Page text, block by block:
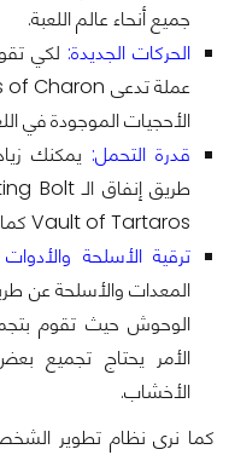
جميع أنحاء عالم اللعبة.
الحركات الجديدة: لكي
الأحجيات الموجودة في
قدرة التحمل: يمكنك
Vault of Tartaros كما ذكرنا سابقاً.
ترقية الأسلحة
المعدات والأسلحة عن
الأمر يحتاج تجميع
الأخشاب.
كما نرى نظام تطوير